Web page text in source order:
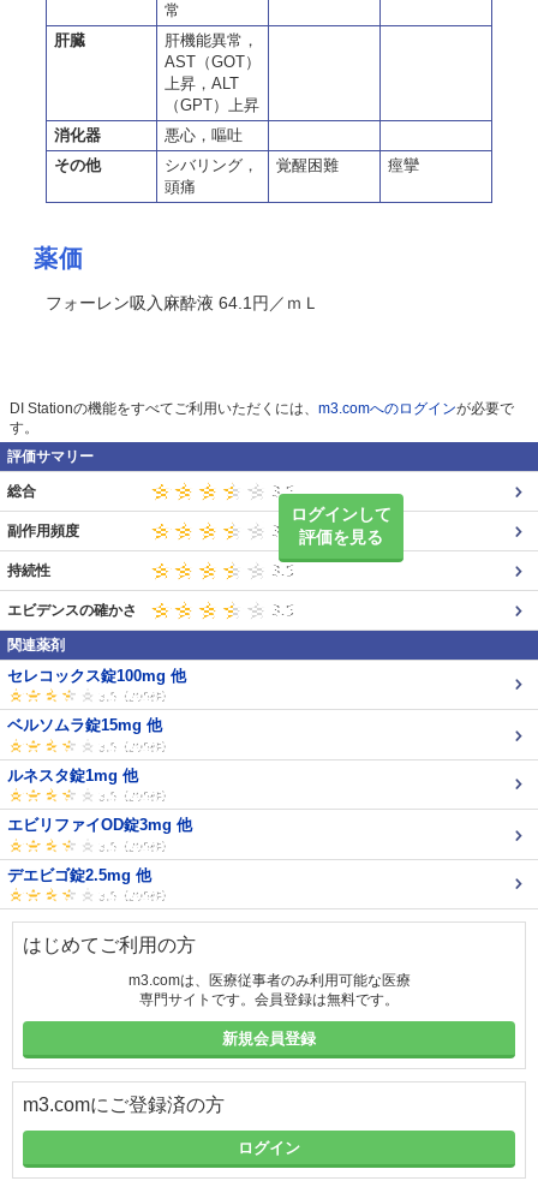
常
肝臓
肝機能異常，
AST（GOT）
上昇，ALT
（GPT）上昇
消化器
悪心，嘔吐
その他
シバリング，
頭痛
覚醒困難 痙攣
薬価
フォーレン吸入麻酔液 64.1円／ｍＬ
DI Stationの機能をすべてご利用いただくには、 m3.comへのログインが必要で
す。
評価サマリー
ログインして
評価を見る
総合
副作用頻度
持続性
エビデンスの確かさ
関連薬剤
セレコックス錠100mg 他
ベルソムラ錠15mg 他
ルネスタ錠1mg 他
エビリファイOD錠3mg 他
デエビゴ錠2.5mg 他
はじめてご利用の方
m3.comは、医療従事者のみ利用可能な医療
専門サイトです。会員登録は無料です。
新規会員登録
m3.comにご登録済の方
ログイン